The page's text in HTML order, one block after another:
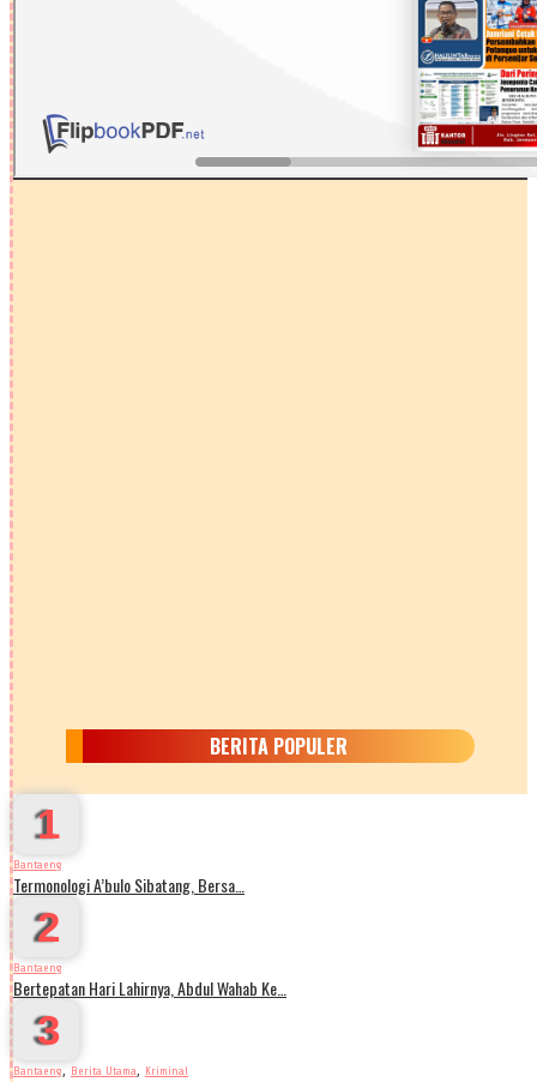
BERITA POPULER
1
Bantaeng
Termonologi A’bulo Sibatang, Bersa…
2
Bantaeng
Bertepatan Hari Lahirnya, Abdul Wahab Ke…
3
Bantaeng, Berita Utama, Kriminal